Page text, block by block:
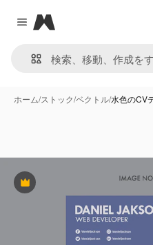
Close menu
Magnific
ホーム/ストック/ベクトル/水色のCV
Premium